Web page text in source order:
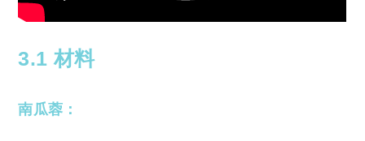
3.1 材料
南瓜蓉：